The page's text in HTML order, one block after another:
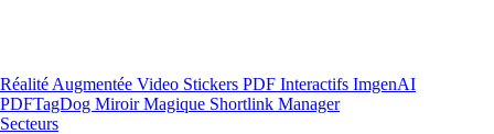
Réalité Augmentée Video Stickers PDF Interactifs ImgenAI
PDFTagDog Miroir Magique Shortlink Manager
Secteurs